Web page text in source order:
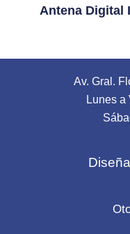
Antena Digital
Av. Gral.
Lunes a